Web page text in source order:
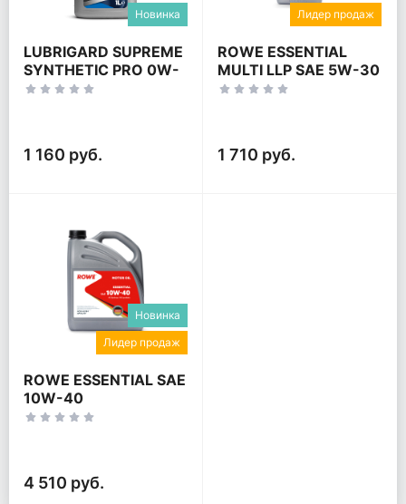
Новинка
LUBRIGARD SUPREME
SYNTHETIC PRO 0W-
20
1 160 руб.
Лидер продаж
ROWE ESSENTIAL
MULTI LLP SAE 5W-30
1 710 руб.
Новинка
Лидер продаж
ROWE ESSENTIAL SAE
10W-40
4 510 руб.